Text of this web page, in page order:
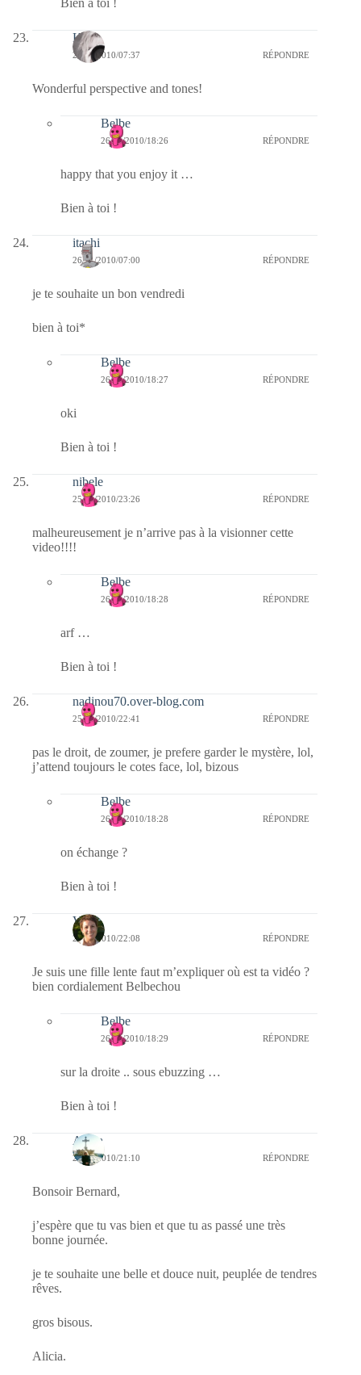
Kala
26/11/2010/07:37 RÉPONDRE
Wonderful perspective and tones!
Belbe
26/11/2010/18:26 RÉPONDRE
happy that you enjoy it …
Bien à toi !
itachi
26/11/2010/07:00 RÉPONDRE
je te souhaite un bon vendredi
bien à toi*
Belbe
26/11/2010/18:27 RÉPONDRE
oki
Bien à toi !
nibele
25/11/2010/23:26 RÉPONDRE
malheureusement je n’arrive pas à la visionner cette
video!!!!
Belbe
26/11/2010/18:28 RÉPONDRE
arf …
Bien à toi !
nadinou70.over-blog.com
25/11/2010/22:41 RÉPONDRE
pas le droit, de zoumer, je prefere garder le mystère, lol,
j’attend toujours le cotes face, lol, bizous
Belbe
26/11/2010/18:28 RÉPONDRE
on échange ?
Bien à toi !
Véb
25/11/2010/22:08 RÉPONDRE
Je suis une fille lente faut m’expliquer où est ta vidéo ?
bien cordialement Belbechou
Belbe
26/11/2010/18:29 RÉPONDRE
sur la droite .. sous ebuzzing …
Bien à toi !
Alicia
25/11/2010/21:10 RÉPONDRE
Bonsoir Bernard,
j’espère que tu vas bien et que tu as passé une très
bonne journée.
je te souhaite une belle et douce nuit, peuplée de tendres
rêves.
gros bisous.
Alicia.